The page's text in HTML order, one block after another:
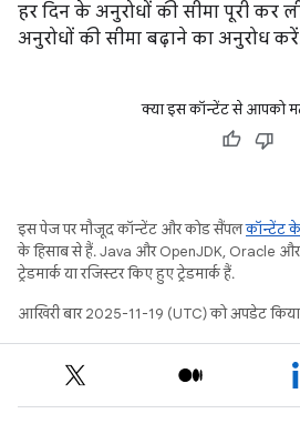
हर दिन के अनुरोधों की सीमा पूरी कर
अनुरोधों की सीमा बढ़ाने का अनुरोध
क्या इस कॉन्टेंट से आपको
इस पेज पर मौजूद कॉन्टेंट और कोड सैंपलकॉन्टेंट
के हिसाब से हैं. Java और OpenJDK, Oracle
ट्रेडमार्क या रजिस्टर किए हुए ट्रेडमार्क हैं.
आखिरी बार 2025-11-19 (UTC) को अपडेट